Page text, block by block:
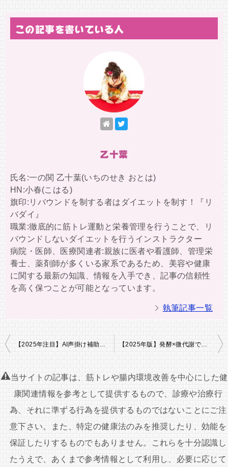
この記事を書いている人
乙十葉
氏名:一の関 乙十葉(いちのせき おとは)
HN:小春(こはる)
旗印:リバウンドを制する者はダイエットを制す！『リ
バダイ』
職業:徹底的に筋トレ運動と栄養管理を行うことで、リ
バウンドしないダイエットを行うインストラクター
病院・医師、医療関連者:親族に医者や看護師、管理栄
養士、薬剤師が多くいる家系であるため、美容や健康
に関する最新の知識、情報を入手でき、記事の信頼性
を高く保つことが可能となっています。
執筆記事一覧
投
ナ
ゲ
ー
シ
ョ
【2025年注目】AI声掛け補助×日常動作カロリー最適化ダイエット｜無理なく続く“話しかけるだけ減量法”とは？ 【2025年版】発酵×微代謝で整う！バイオアフィニティ発酵食ダイエット完全ガイド
当サイトの記事は、筋トレや腸内環境改善を中心にした健
康関連情報を参考として提供するもので、診療や治療行
為、それに準ずる行為を提供するものではないことにご注
意下さい。また、特定の健康法のみを推奨したり、効能を
保証したりするものでもありません。これらを十分認識し
たうえで、あくまで参考情報として利用し、必要に応じて